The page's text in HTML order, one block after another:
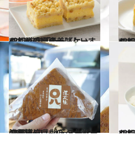
2017.10.1
47都道府県の美味しいすぐれもの 「チーズケーキ」～近畿篇～
グルメ 47都道府県の美
グ
2017.2.2
47都道府県 地元スーパーのおいしいもの ～九州・沖縄篇～
グルメ 47都道府県
グ